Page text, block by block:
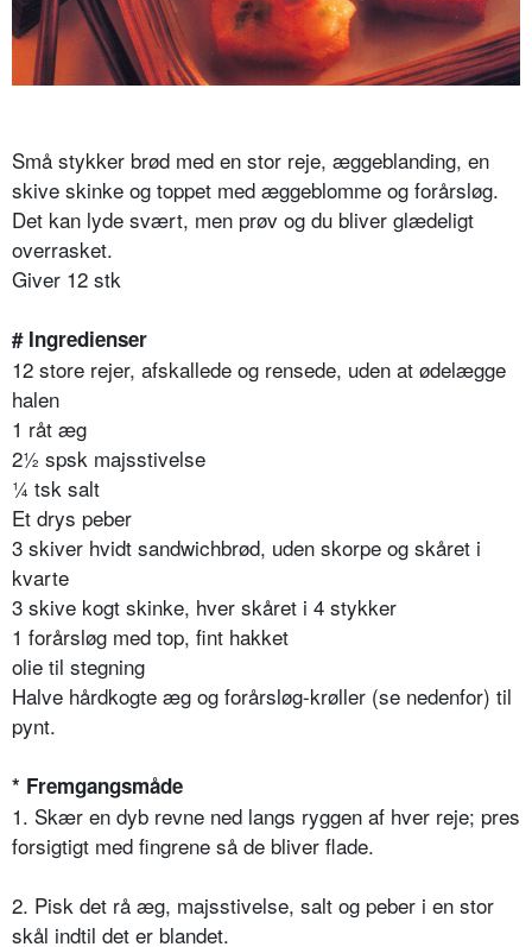
Små stykker brød med en stor reje, æggeblanding, en
skive skinke og toppet med æggeblomme og forårsløg.
Det kan lyde svært, men prøv og du bliver glædeligt
overrasket.
Giver 12 stk
# Ingredienser
12 store rejer, afskallede og rensede, uden at ødelægge
halen
1 råt æg
2½ spsk majsstivelse
¼ tsk salt
Et drys peber
3 skiver hvidt sandwichbrød, uden skorpe og skåret i
kvarte
3 skive kogt skinke, hver skåret i 4 stykker
1 forårsløg med top, fint hakket
olie til stegning
Halve hårdkogte æg og forårsløg-krøller (se nedenfor) til
pynt.
* Fremgangsmåde
1. Skær en dyb revne ned langs ryggen af hver reje; pres
forsigtigt med fingrene så de bliver flade.
2. Pisk det rå æg, majsstivelse, salt og peber i en stor
skål indtil det er blandet.